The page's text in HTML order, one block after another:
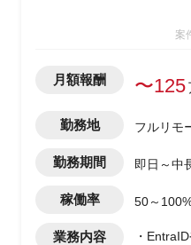
案
月額報酬 〜125
勤務地 フルリモ
勤務期間 即日～中
稼働率 50～
業務内容
・